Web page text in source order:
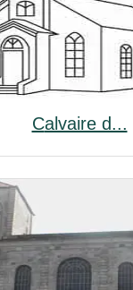
Calvaire d...